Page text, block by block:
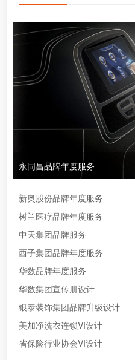
永同昌品牌年度服务
新奥股份品牌年度服务
树兰医疗品牌年度服务
中天集团品牌服务
西子集团品牌年度服务
华数品牌年度服务
华数集团宣传册设计
银泰装饰集团品牌升级设计
美加净洗衣连锁VI设计
省保险行业协会VI设计